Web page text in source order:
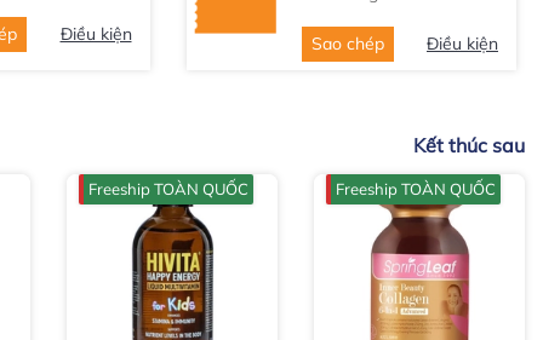
Điều kiện Sao chép Điều kiện
Kết thúc sau
Freeship TOÀN QUỐC Freeship TOÀN QUỐC